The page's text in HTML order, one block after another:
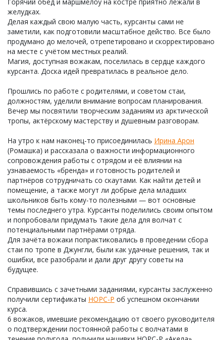
желудках.
Делая каждый свою малую часть, курсанты сами не
заметили, как подготовили масштабное действо. Все было
продумано до мелочей, отрепетировано и скорректировано
на месте с учётом местных реалий.
Магия, доступная вожакам, поселилась в сердце каждого
курсанта. Доска идей превратилась в реальное дело.
Прошлись по работе с родителями, и советом стаи,
должностям, уделили внимание вопросам планирования.
Вечер мы посвятили творческим заданиям из арктической
тропы, актёрскому мастерству и душевным разговорам.
На утро к нам наконец-то присоединилась Ирина Арон
(Ромашка) и рассказала о важности информационного
сопровождения работы с отрядом и её влиянии на
узнаваемость «бренда» и готовность родителей и
партнёров сотрудничать со скаутами. Как найти детей и
помещение, а также могут ли добрые дела младших
школьников быть кому-то полезными — вот основные
темы последнего утра. Курсанты поделились своим опытом
и попробовали придумать такие дела для волчат с
потенциальными партнёрами отряда.
Для зачёта вожаки попрактиковались в проведении сбора
стаи по тропе в Джунгли, были как удачные решения, так и
ошибки, все разобрали и дали друг другу советы на
будущее.
Справившись с зачетными заданиями, курсанты заслуженно
получили сертификаты НОРС-Р об успешном окончании
курса.
6 вожаков, имевшие рекомендацию от своего руководителя
о подтверждении постоянной работы с волчатами в